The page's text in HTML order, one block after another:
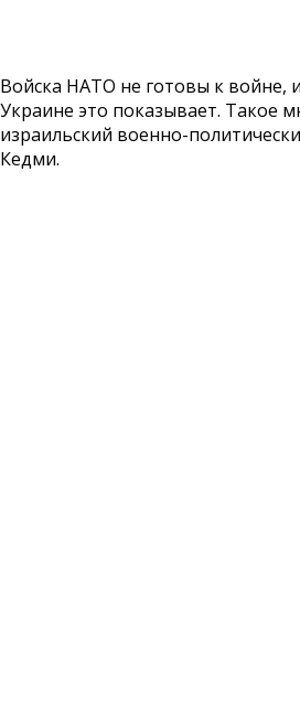
Войска НАТО не готовы к войне,
Украине это показывает. Такое
израильский военно-
Кедми.